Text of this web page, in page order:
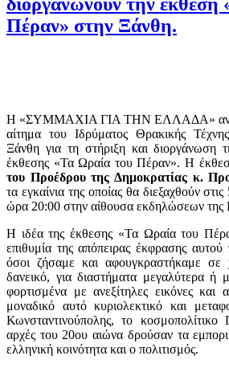
Πέραν» στην Ξάνθη.
Η «ΣΥΜΜΑΧΙΑ ΓΙΑ ΤΗΝ ΕΛΛΑΔΑ»
αίτημα του Ιδρύματος Θρακικής
Ξάνθη για τη στήριξη και διοργάνωση
έκθεσης «Τα Ωραία του Πέραν». Η
του Προέδρου της Δημοκρατίας κ.
τα εγκαίνια της οποίας θα διεξαχθούν
ώρα 20:00 στην αίθουσα εκδηλώσεων
Η ιδέα της έκθεσης «Τα Ωραία του
επιθυμία της απόπειρας έκφρασης
όσοι ζήσαμε και αφουγκραστήκαμε σε
δανεικό, για διαστήματα μεγαλύτερα ή
φορτισμένα με ανεξίτηλες εικόνες και
μοναδικό αυτό κυριολεκτικό και
Κωνσταντινούπολης, το
αρχές του 20ου αιώνα δρούσαν τα
ελληνική κοινότητα και ο πολιτισμός.